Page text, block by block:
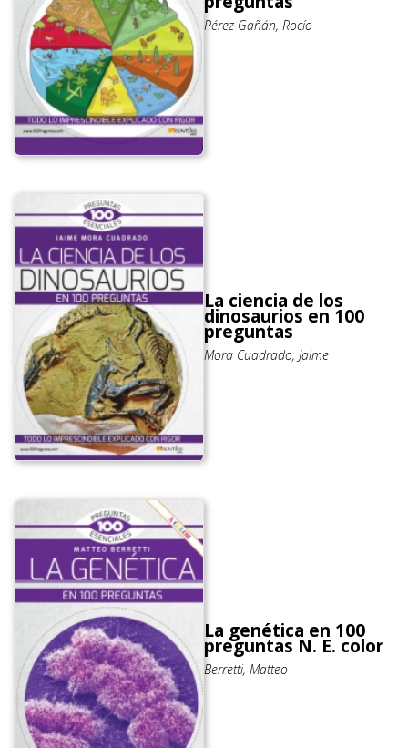
Pérez Gañán, Rocío
La ciencia de los
dinosaurios en 100
preguntas
Mora Cuadrado, Jaime
La genética en 100
preguntas N. E. color
Berretti, Matteo